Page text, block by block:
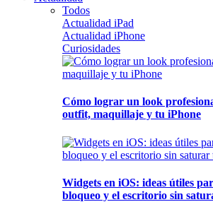
Todos
Actualidad iPad
Actualidad iPhone
Curiosidades
Cómo lograr un look
outfit, maquillaje y tu iPhone
Widgets en iOS: ideas útiles
bloqueo y el escritorio sin